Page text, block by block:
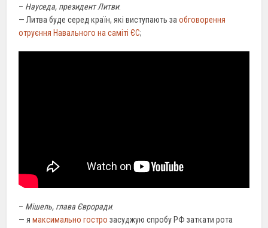
– Науседа, президент Литви:
— Литва буде серед країн, які виступають заобговорення
отруєння Навального на саміті ЄС;
– Мішель, глава Євроради:
— ямаксимально гострозасуджую спробу РФ заткати рота